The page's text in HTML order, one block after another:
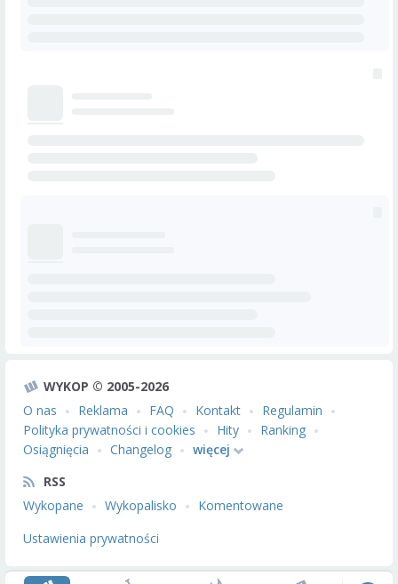
WYKOP © 2005-2026
O nas
Reklama FAQ Kontakt
Regulamin
Polityka prywatności i cookies
Hity
Ranking
Osiągnięcia
Changelog
więcej
RSS
Wykopane
Wykopalisko
Komentowane
Ustawienia prywatności